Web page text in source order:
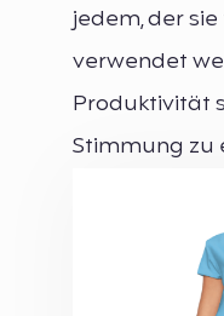
jedem, der
verwendet
Produktivität
Stimmung zu